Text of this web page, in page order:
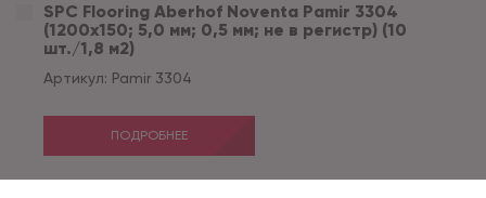
SPC Flooring Aberhof Noventa Pamir 3304
(1200х150; 5,0 мм; 0,5 мм; не в регистр) (10
шт./1,8 м2)
Артикул: Pamir 3304
ПОДРОБНЕЕ